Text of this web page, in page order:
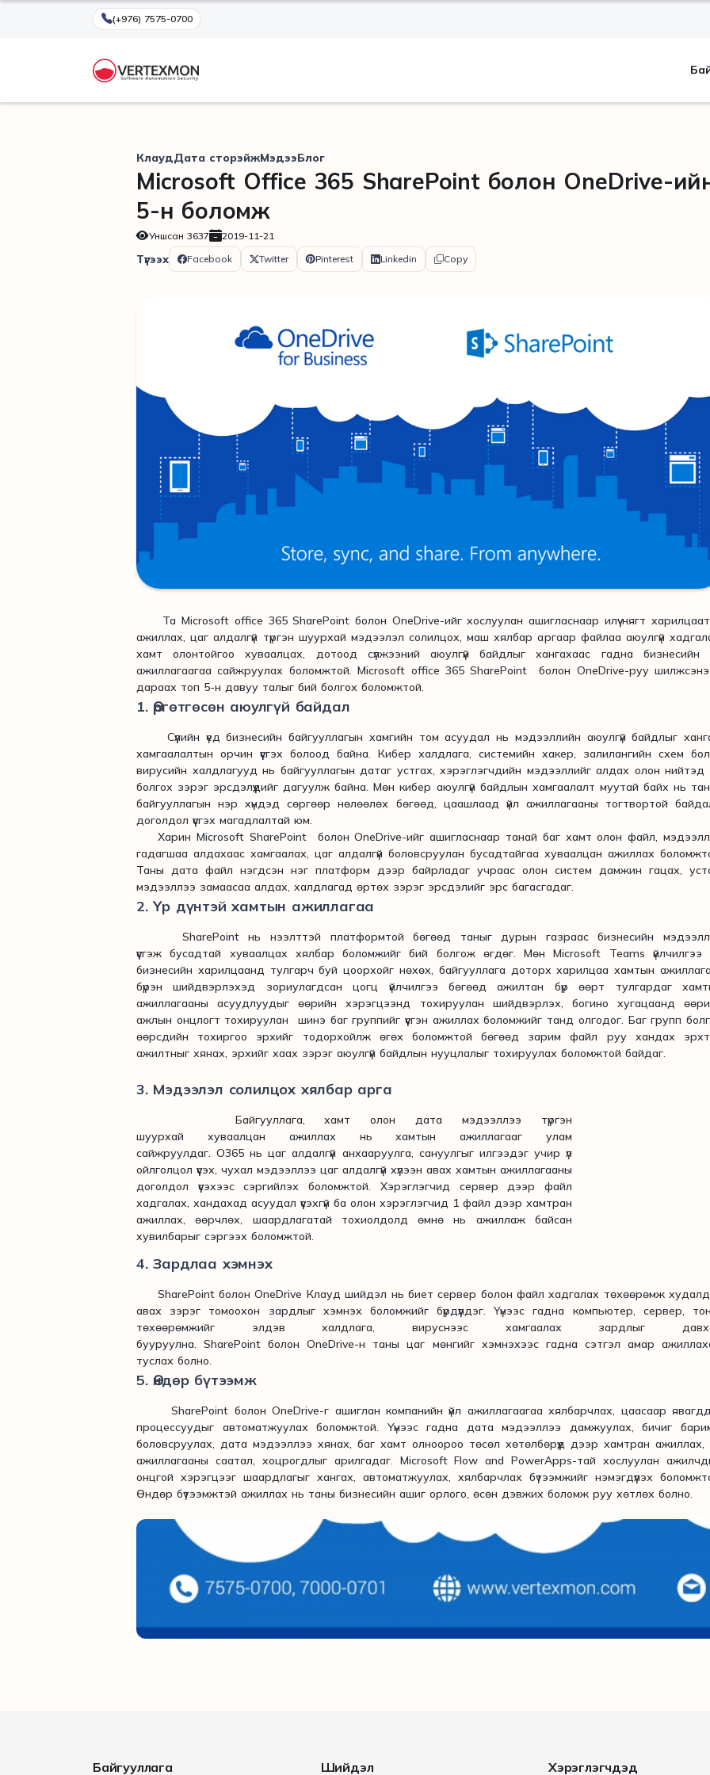
(+976) 7575-0700
КлаудДата сторэйжМэдээБлог
Microsoft Office 365 SharePoint болон OneDrive-
5-н боломж
Уншсан 3637 2019-11-21
Түгээх Facebook Twitter Pinterest Linkedin Copy
Та Microsoft office 365 SharePoint болон OneDrive-ийг хослуулан ашигласнаар илүү нягт
ажиллах, цаг алдалгүй түргэн шуурхай мэдээлэл солилцох, маш хялбар аргаар файлаа аюулгүй
хамт олонтойгоо хуваалцах, дотоод сүлжээний аюулгүй байдлыг хангахаас гадна бизнесийн
ажиллагаагаа сайжруулах боломжтой. Microsoft office 365 SharePoint болон OneDrive-руу
дараах топ 5-н давуу талыг бий болгох боломжтой.
1. Өргөтгөсөн аюулгүй байдал
Сүүлийн үед бизнесийн байгууллагын хамгийн том асуудал нь мэдээллийн аюулгүй байдлыг
хамгаалалтын орчин үүсгэх болоод байна. Кибер халдлага, системийн хакер, залилангийн схем
вирусийн халдлагууд нь байгууллагын датаг устгах, хэрэглэгчдийн мэдээллийг алдах олон нийтэд
болгох зэрэг эрсдэлүүдийг дагуулж байна. Мөн кибер аюулгүй байдлын хамгаалалт муутай байх нь
байгууллагын нэр хүндэд сөргөөр нөлөөлөх бөгөөд, цаашлаад үйл ажиллагааны тогтвортой
доголдол үүсгэх магадлалтай юм.
Харин Microsoft SharePoint болон OneDrive-ийг ашигласнаар танай баг хамт олон файл,
гадагшаа алдахаас хамгаалах, цаг алдалгүй боловсруулан бусадтайгаа хуваалцан ажиллах
Таны дата файл нэгдсэн нэг платформ дээр байрладаг учраас олон систем дамжин гацах,
мэдээллээ замаасаа алдах, халдлагад өртөх зэрэг эрсдэлийг эрс багасгадаг.
2. Үр дүнтэй хамтын ажиллагаа
SharePoint нь нээлттэй платформтой бөгөөд таныг дурын газраас бизнесийн
үүсгэж бусадтай хуваалцах хялбар боломжийг бий болгож өгдөг. Мөн Microsoft Teams үйлчилгээ
бизнесийн харилцаанд тулгарч буй цоорхойг нөхөх, байгууллага доторх харилцаа хамтын
бүрэн шийдвэрлэхэд зориулагдсан цогц үйлчилгээ бөгөөд ажилтан бүр өөрт тулгардаг
ажиллагааны асуудлуудыг өөрийн хэрэгцээнд тохируулан шийдвэрлэх, богино хугацаанд
ажлын онцлогт тохируулан шинэ баг группийг үүсгэн ажиллах боломжийг танд олгодог. Баг групп
өөрсдийн тохиргоо эрхийг тодорхойлж өгөх боломжтой бөгөөд зарим файл руу хандах
ажилтныг хянах, эрхийг хаах зэрэг аюулгүй байдлын нууцлалыг тохируулах боломжтой байдаг.
3. Мэдээлэл солилцох хялбар арга
Байгууллага, хамт олон дата мэдээллээ түргэн
шуурхай хуваалцан ажиллах нь хамтын ажиллагааг улам
сайжруулдаг. O365 нь цаг алдалгүй анхааруулга, сануулгыг илгээдэг учир үл
ойлголцол үүсэх, чухал мэдээллээ цаг алдалгүй хүлээн авах хамтын ажиллагааны
доголдол үүсэхээс сэргийлэх боломжтой. Хэрэглэгчид сервер дээр файл
хадгалах, хандахад асуудал үүсэхгүй ба олон хэрэглэгчид 1 файл дээр хамтран
ажиллах, өөрчлөх, шаардлагатай тохиолдолд өмнө нь ажиллаж байсан
хувилбарыг сэргээх боломжтой.
4. Зардлаа хэмнэх
SharePoint болон OneDrive Клауд шийдэл нь биет сервер болон файл хадгалах төхөөрөмж
авах зэрэг томоохон зардлыг хэмнэх боломжийг бүрдүүлдэг. Үүнээс гадна компьютер, сервер,
төхөөрөмжийг элдэв халдлага, вируснээс хамгаалах зардлыг
бууруулна. SharePoint болон OneDrive-н таны цаг мөнгийг хэмнэхээс гадна сэтгэл амар
туслах болно.
5. Өндөр бүтээмж
SharePoint болон OneDrive-г ашиглан компанийн үйл ажиллагаагаа хялбарчлах, цаасаар
процессуудыг автоматжуулах боломжтой. Үүнээс гадна дата мэдээллээ дамжуулах, бичиг
боловсруулах, дата мэдээллээ хянах, баг хамт олноороо төсөл хөтөлбөрүүд дээр хамтран ажиллах,
ажиллагааны саатал, хоцрогдлыг арилгадаг. Microsoft Flow and PowerApps-тай хослуулан
онцгой хэрэгцээг шаардлагыг хангах, автоматжуулах, хялбарчлах бүтээмжийг нэмэгдүүлэх
Өндөр бүтээмжтэй ажиллах нь таны бизнесийн ашиг орлого, өсөн дэвжих боломж руу хөтлөх болно.
Байгууллага Шийдэл Хэрэглэгчдэд